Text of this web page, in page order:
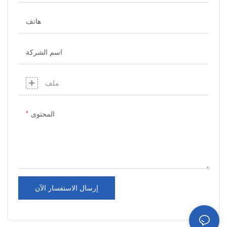
هاتف
اسم الشركة
ملف
المحتوى
إرسال الاستفسار الآن
ومحطات السكك الحديدية ومراكز
التسوق وما إلى ذلك.
يوفر المصنع خدمة الشباك الواحد
التسوق وما إلى ذلك.